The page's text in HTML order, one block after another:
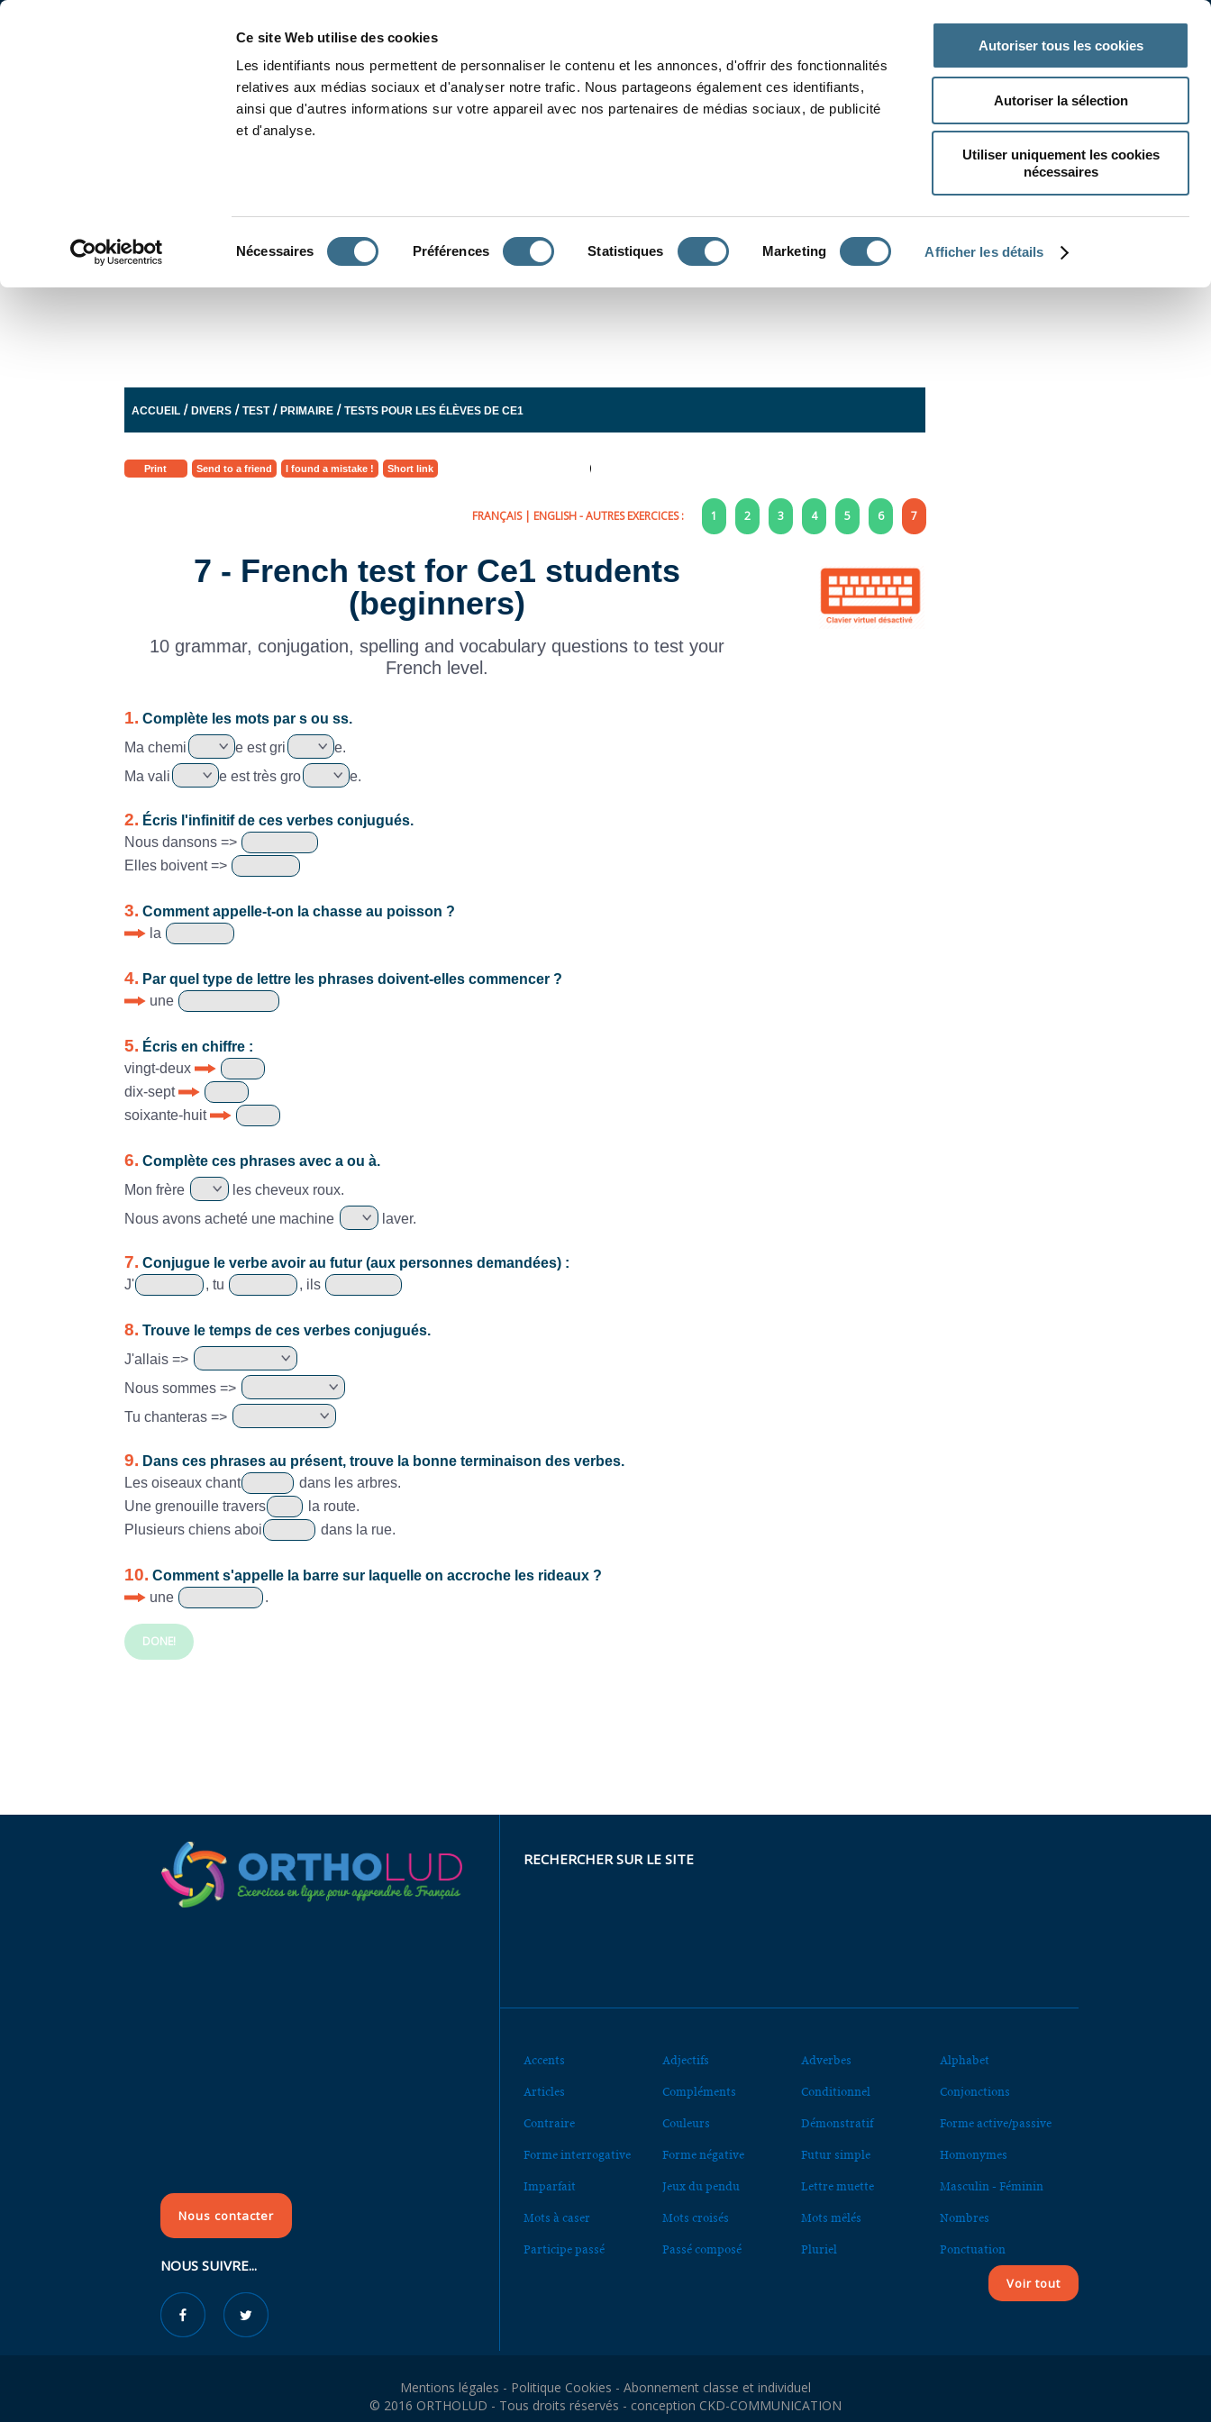
Ce site Web utilise des cookies
Les identifiants nous permettent de personnaliser le contenu et les annonces, d'offrir des fonctionnalités
relatives aux médias sociaux et d'analyser notre trafic. Nous partageons également ces identifiants,
ainsi que d'autres informations sur votre appareil avec nos partenaires de médias sociaux, de publicité
et d'analyse.
Nécessaires Préférences Statistiques Marketing Afficher les détails
Autoriser tous les cookies
Autoriser la sélection
Utiliser uniquement les cookies
nécessaires
ACCUEIL /DIVERS /TEST/PRIMAIRE /TESTS POUR LES ÉLÈVES DE CE1
Print Send to a friend I found a mistake ! Short link
FRANÇAIS| ENGLISH- AUTRES EXERCICES : 1 2 3 4 5 6 7
7 - French test for Ce1 students
(beginners)
10 grammar, conjugation, spelling and vocabulary questions to test your
French level.
1. Complète les mots par s ou ss.
Ma chemi
e est gri
e.
Ma vali
e est très gro e.
2. Écris l'infinitif de ces verbes conjugués.
Nous dansons =>
Elles boivent =>
3. Comment appelle-t-on la chasse au poisson ?
la
4. Par quel type de lettre les phrases doivent-elles commencer ?
une
5. Écris en chiffre :
vingt-deux
dix-sept
soixante-huit
6. Complète ces phrases avec a ou à.
Mon frère
les cheveux roux.
Nous avons acheté une machine
laver.
7. Conjugue le verbe avoir au futur (aux personnes demandées) :
J'
, tu , ils
8. Trouve le temps de ces verbes conjugués.
J'allais =>
Nous sommes =>
Tu chanteras =>
9. Dans ces phrases au présent, trouve la bonne terminaison des verbes.
Les oiseaux chant
dans les arbres.
Une grenouille travers
la route.
Plusieurs chiens aboi
dans la rue.
10. Comment s'appelle la barre sur laquelle on accroche les rideaux ?
une
.
DONE!
Nous contacter
NOUS SUIVRE...
RECHERCHER SUR LE SITE
Accents Adjectifs Adverbes Alphabet
Articles Compléments Conditionnel Conjonctions
Contraire Couleurs Démonstratif Forme active/passive
Forme interrogative Forme négative Futur simple Homonymes
Imparfait Jeux du pendu Lettre muette Masculin - Féminin
Mots à caser Mots croisés Mots mêlés Nombres
Participe passé Passé composé Pluriel Ponctuation
Voir tout
Mentions légales - Politique Cookies - Abonnement classe et individuel
© 2016 ORTHOLUD - Tous droits réservés - conception CKD-COMMUNICATION